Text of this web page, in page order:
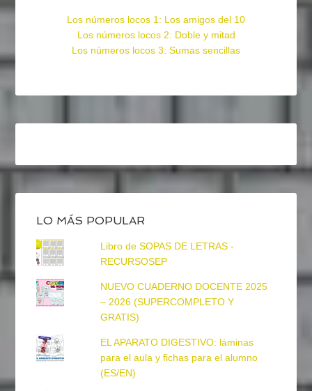
Los números locos 1: Los amigos del 10
Los números locos 2: Doble y mitad
Los números locos 3: Sumas sencillas
LO MÁS POPULAR
Libro de SOPAS DE LETRAS -
RECURSOSEP
NUEVO CUADERNO DOCENTE 2025
– 2026 (SUPERCOMPLETO Y
GRATIS)
EL APARATO DIGESTIVO: láminas
para el aula y fichas para el alumno
(ES/EN)